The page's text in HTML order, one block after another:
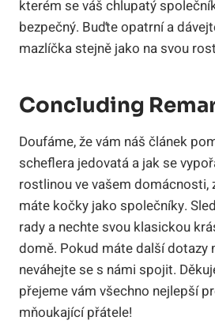
kterém se váš chlupatý
bezpečný. Buďte opatrní a
mazlíčka stejně jako na svou
Concluding
Doufáme, že vám náš článek
scheflera jedovatá a jak se
rostlinou ve vašem domácnosti,
máte kočky jako společníky.
rady a nechte svou klasickou
domě. Pokud máte další dotazy
neváhejte se s námi spojit.
přejeme vám všechno nejlepší
mňoukající přátele!